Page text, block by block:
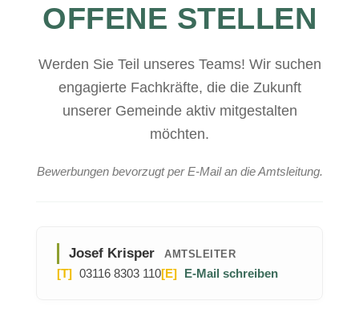
OFFENE STELLEN
Werden Sie Teil unseres Teams! Wir suchen
engagierte Fachkräfte, die die Zukunft
unserer Gemeinde aktiv mitgestalten
möchten.
Bewerbungen bevorzugt per E-Mail an die Amtsleitung.
Josef Krisper AMTSLEITER
[T] 03116 8303 110[E] E-Mail schreiben